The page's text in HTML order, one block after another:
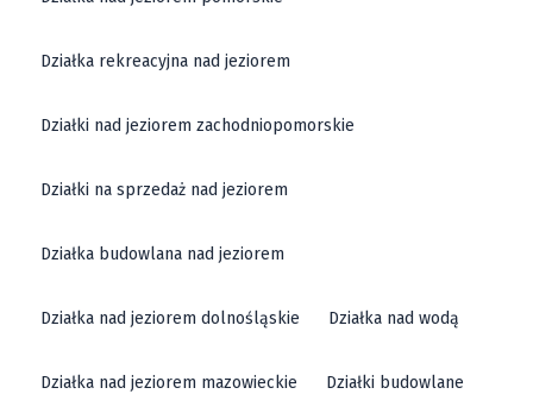
Działka rekreacyjna nad jeziorem
Działki nad jeziorem zachodniopomorskie
Działki na sprzedaż nad jeziorem
Działka budowlana nad jeziorem
Działka nad jeziorem dolnośląskie Działka nad wodą
Działka nad jeziorem mazowieckie Działki budowlane